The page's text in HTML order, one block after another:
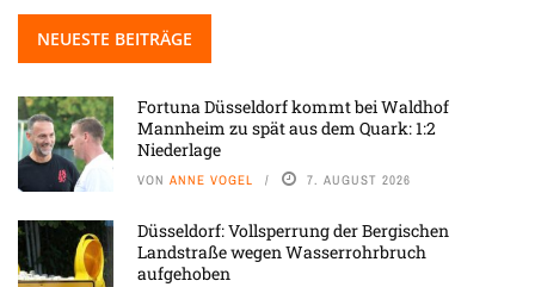
NEUESTE BEITRÄGE
Fortuna Düsseldorf kommt bei Waldhof
Mannheim zu spät aus dem Quark: 1:2
Niederlage
VON ANNE VOGEL 7. AUGUST 2026
Düsseldorf: Vollsperrung der Bergischen
Landstraße wegen Wasserrohrbruch
aufgehoben